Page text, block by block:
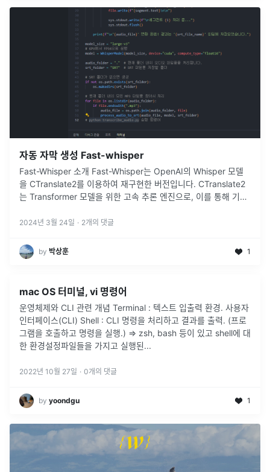
자동 자막 생성 Fast-whisper
Fast-Whisper 소개 Fast-Whisper는 OpenAI의 Whisper 모델
을 CTranslate2를 이용하여 재구현한 버전입니다. CTranslate2
는 Transformer 모델을 위한 고속 추론 엔진으로, 이를 통해 기존
2024년 3월 24일 · 2개의 댓글
by 박상훈 1
mac OS 터미널, vi 명령어
운영체제와 CLI 관련 개념 Terminal : 텍스트 입출력 환경. 사용자
인터페이스(CLI) Shell : CLI 명령을 처리하고 결과를 출력. (프로
그램을 호출하고 명령을 실행.) ⇒ zsh, bash 등이 있고 shell에 대
한 환경설정파일들을 가지고 실행된...
2022년 10월 27일 · 0개의 댓글
by yoondgu 1